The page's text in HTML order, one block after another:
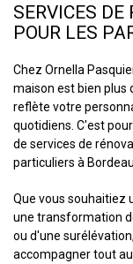
SERVICES
POUR LES
Chez Ornella
maison est bien plus
reflète votre
quotidiens. C'est
de services de
particuliers à
Que vous souhaitiez
une transformation
ou d'une
accompagner tout